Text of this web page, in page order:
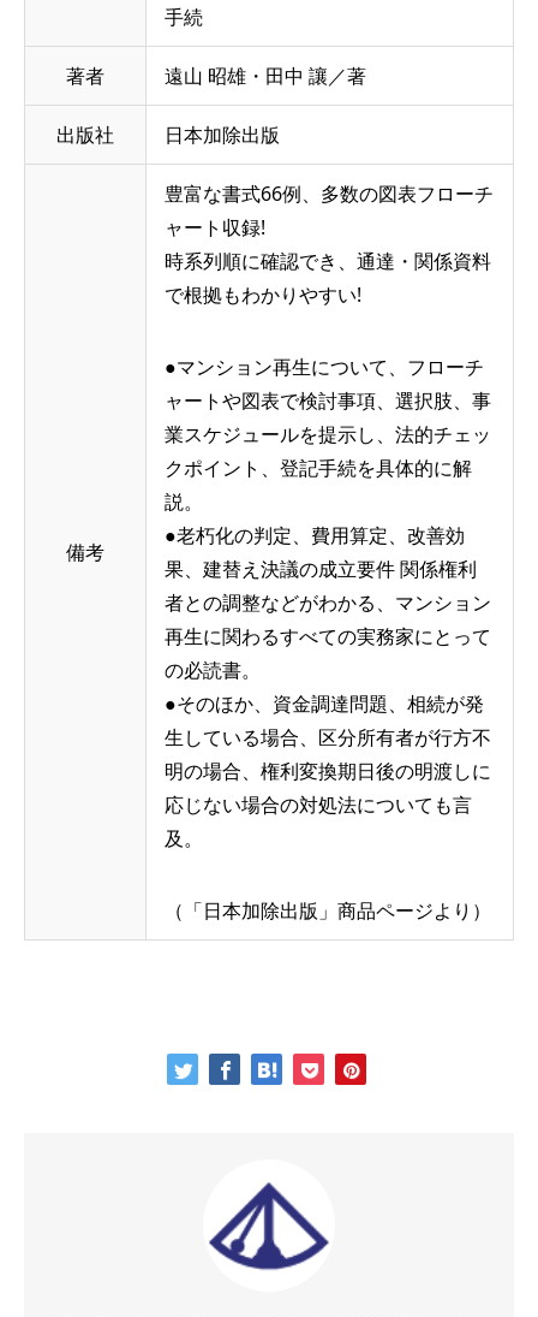
手続
著者 遠山 昭雄・田中 讓／著
出版社 日本加除出版
備考
豊富な書式66例、多数の図表フローチ
ャート収録!
時系列順に確認でき、通達・関係資料
で根拠もわかりやすい!
●マンション再生について、フローチ
ャートや図表で検討事項、選択肢、事
業スケジュールを提示し、法的チェッ
クポイント、登記手続を具体的に解
説。
●老朽化の判定、費用算定、改善効
果、建替え決議の成立要件 関係権利
者との調整などがわかる、マンション
再生に関わるすべての実務家にとって
の必読書。
●そのほか、資金調達問題、相続が発
生している場合、区分所有者が行方不
明の場合、権利変換期日後の明渡しに
応じない場合の対処法についても言
及。
（「日本加除出版」商品ページより）